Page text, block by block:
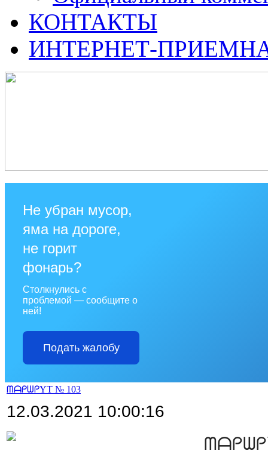
КОНТАКТЫ
ИНТЕРНЕТ-
Не убран мусор,
яма на дороге,
не горит
фонарь?
Столкнулись с
проблемой — сообщите о
ней!
Подать жалобу
ᗰᗩᑭᗯᑭYT № 103
12.03.2021 10:00:16